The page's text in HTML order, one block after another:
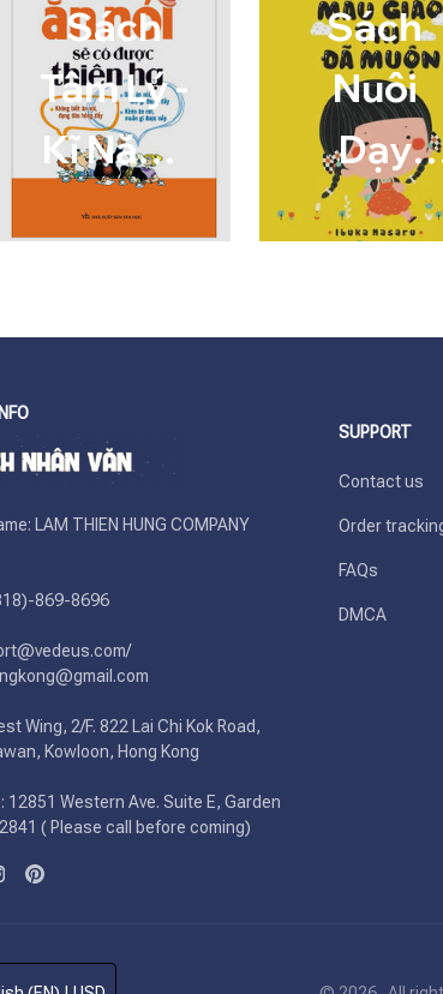
Sách
Tâm Lý -
Kĩ Năng
Sống
Sách
Nuôi
Dạy
Con
LAM THIEN HUNG COMPANY
869-8696
Wing, 2/F. 822 Lai Chi Kok Road,
Kowloon, Hong Kong
12851 Western Ave. Suite E, Garden
( Please call before coming)
SUPPORT
Contact us
Order
FAQs
DMCA